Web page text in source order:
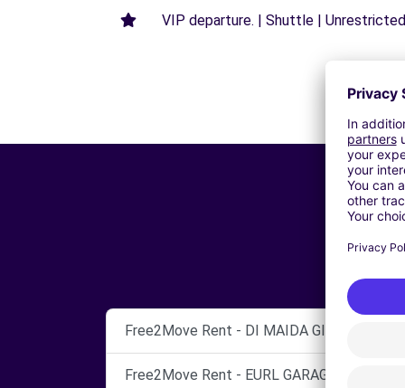
VIP departure. | Shuttle |
Free2Move Rent - DI MAIDA GIUSEPPE -
Free2Move Rent - EURL GARAGE ROPA -